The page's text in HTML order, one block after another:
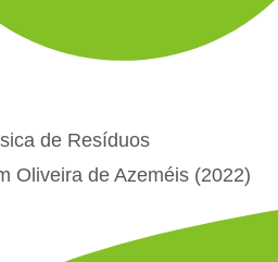
de Resíduos
Oliveira de Azeméis (2022)